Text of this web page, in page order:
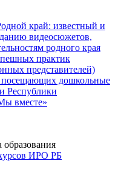
край: известный и
видеосюжетов,
родного края
практик
представителей)
посещающих дошкольные
Республики
вместе»
образования
ИРО РБ